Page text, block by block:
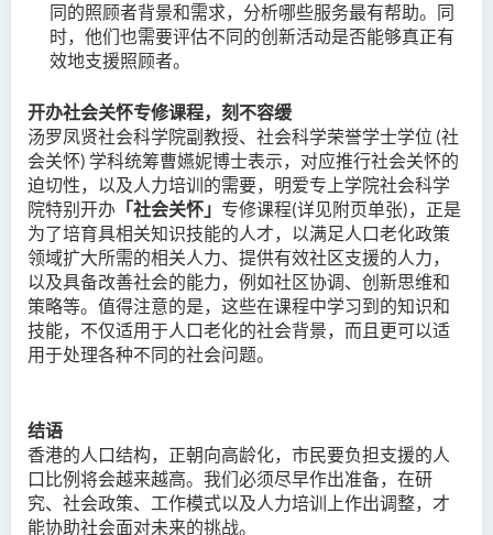
同的照顾者背景和需求，分析哪些服务最有帮助。同
时，他们也需要评估不同的创新活动是否能够真正有
效地支援照顾者。
开办社会关怀专修课程，刻不容缓
汤罗凤贤社会科学院副教授、社会科学荣誉学士学位 (社
会关怀) 学科统筹曹嬿妮博士表示，对应推行社会关怀的
迫切性，以及人力培训的需要，明爱专上学院社会科学
院特别开办 「社会关怀」 专修课程(详见附页单张)，正是
为了培育具相关知识技能的人才，以满足人口老化政策
领域扩大所需的相关人力、提供有效社区支援的人力，
以及具备改善社会的能力，例如社区协调、创新思维和
策略等。值得注意的是，这些在课程中学习到的知识和
技能，不仅适用于人口老化的社会背景，而且更可以适
用于处理各种不同的社会问题。
结语
香港的人口结构，正朝向高龄化，市民要负担支援的人
口比例将会越来越高。我们必须尽早作出准备，在研
究、社会政策、工作模式以及人力培训上作出调整，才
能协助社会面对未来的挑战。